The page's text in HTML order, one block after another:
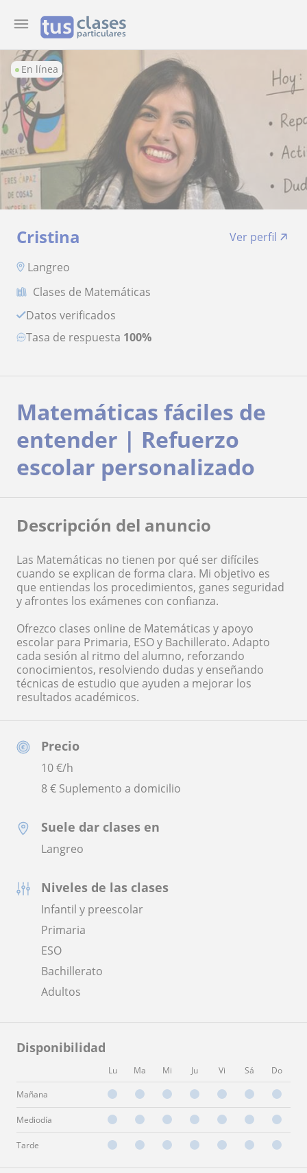
En línea
Cristina
Ver perfil
Langreo
Clases de Matemáticas
Datos verificados
Tasa de respuesta 100%
Precio
10€/h
8 € Suplemento a domicilio
Suele dar clases en
Langreo
Niveles de las clases
Infantil y preescolar
Primaria
ESO
Bachillerato
Adultos
Disponibilidad
Lu Ma Mi Ju Vi Sá Do
Mañana
Mediodía
Tarde
Matemáticas fáciles de
entender | Refuerzo
escolar personalizado
Descripción del anuncio
Las Matemáticas no tienen por qué ser difíciles
cuando se explican de forma clara. Mi objetivo es
que entiendas los procedimientos, ganes seguridad
y afrontes los exámenes con confianza.
Ofrezco clases online de Matemáticas y apoyo
escolar para Primaria, ESO y Bachillerato. Adapto
cada sesión al ritmo del alumno, reforzando
conocimientos, resolviendo dudas y enseñando
técnicas de estudio que ayuden a mejorar los
resultados académicos.